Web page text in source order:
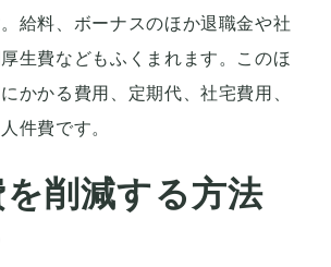
給料、ボーナスのほか退職金や社
生費などもふくまれます。このほ
かかる費用、定期代、社宅費用、
件費です。
を削減する方法